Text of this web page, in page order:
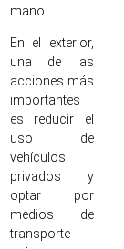
mano.
En el exterior,
una de las
acciones más
importantes
es reducir el
uso de
vehículos
privados y
optar por
medios de
transporte